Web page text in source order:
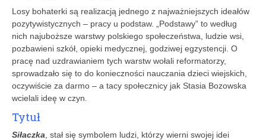
Losy bohaterki są realizacją jednego z najważniejszych ideałów
pozytywistycznych – pracy u podstaw. „Podstawy” to według
nich najuboższe warstwy polskiego społeczeństwa, ludzie wsi,
pozbawieni szkół, opieki medycznej, godziwej egzystencji. O
pracę nad uzdrawianiem tych warstw wołali reformatorzy,
sprowadzało się to do konieczności nauczania dzieci wiejskich,
oczywiście za darmo – a tacy społecznicy jak Stasia Bozowska
wcielali ideę w czyn.
Tytuł
Siłaczka , stał się symbolem ludzi, którzy wierni swojej idei